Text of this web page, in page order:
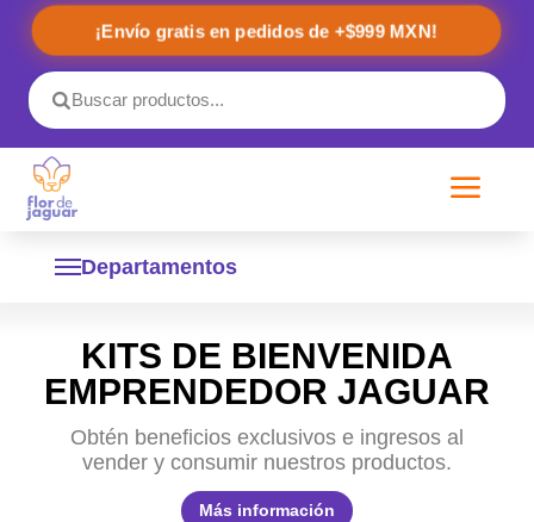
¡Envío gratis en pedidos de +$999 MXN!
a
Departamentos
Sistema Inmunológico
Healthy Packs
Cuidado Personal
Kits de Temporada
Descanso profundo
Ropa y accesorios
Desarrollo Mental
KITS DE BIENVENIDA
EMPRENDEDOR JAGUAR
Obtén beneficios exclusivos e ingresos al
vender y consumir nuestros productos.
Más información